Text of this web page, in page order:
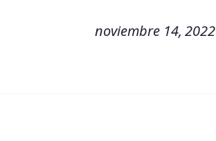
noviembre 14, 2022